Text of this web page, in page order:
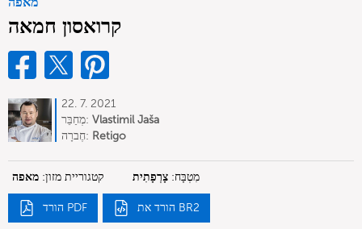
קרואסון חמאה
22. 7. 2021
מְחַבֵּר: Vlastimil Jaša
חֶברָה: Retigo
קטגוריית מזון: מאפה מִטְבָּח: צָרְפָתִית
הורד PDF הורד את BR2